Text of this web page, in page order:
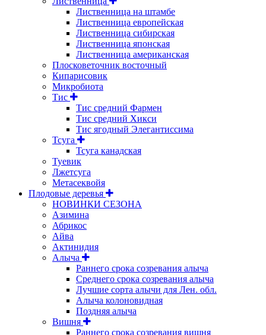
Лиственница на штамбе
Лиственница европейская
Лиственница сибирская
Лиственница японская
Лиственница американская
Плосковеточник восточный
Кипарисовик
Микробиота
Тис
Тис средний Фармен
Тис средний Хикси
Тис ягодный Элегантиссима
Тсуга
Тсуга канадская
Туевик
Лжетсуга
Метасеквойя
Плодовые деревья
НОВИНКИ СЕЗОНА
Азимина
Абрикос
Айва
Актинидия
Алыча
Раннего срока созревания алыча
Среднего срока созревания алыча
Лучшие сорта алычи для Лен. обл.
Алыча колоновидная
Поздняя алыча
Вишня
Раннего срока созревания вишня